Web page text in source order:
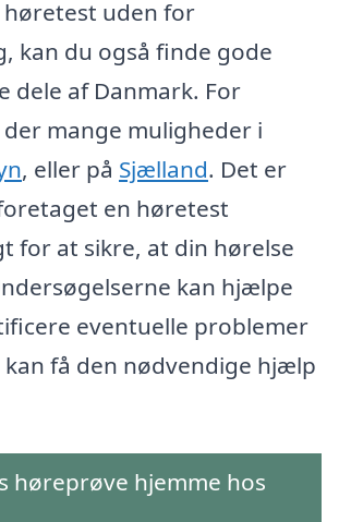
uden for
kan du også finde gode
dele af Danmark. For
mange muligheder i
, eller på Sjælland. Det er
en høretest
for at sikre, at din hørelse
kan hjælpe
eventuelle problemer
få den nødvendige hjælp
høreprøve hjemme hos